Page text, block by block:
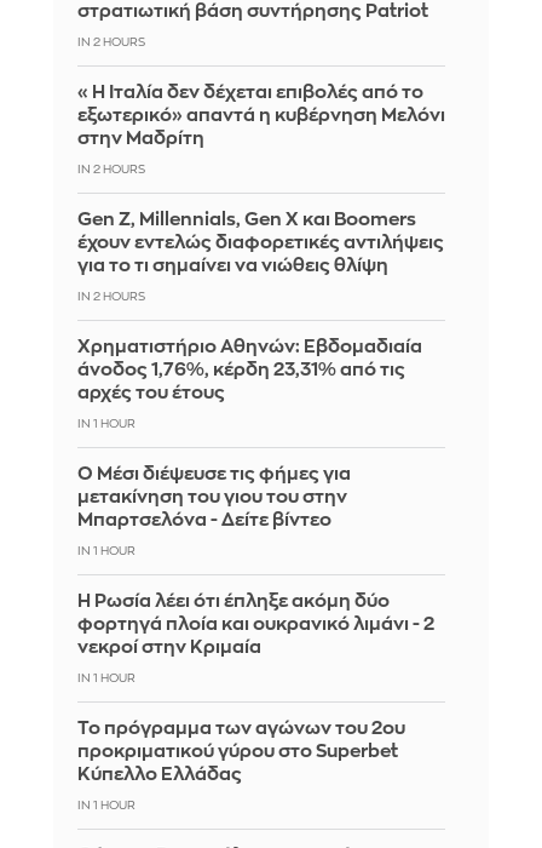
στρατιωτική βάση συντήρησης Patriot
IN 2 HOURS
«Η Ιταλία δεν δέχεται επιβολές από το
εξωτερικό» απαντά η κυβέρνηση Μελόνι
στην Μαδρίτη
IN 2 HOURS
Gen Z, Millennials, Gen X και Boomers
έχουν εντελώς διαφορετικές αντιλήψεις
για το τι σημαίνει να νιώθεις θλίψη
IN 2 HOURS
Χρηματιστήριο Αθηνών: Εβδομαδιαία
άνοδος 1,76%, κέρδη 23,31% από τις
αρχές του έτους
IN 1 HOUR
Ο Μέσι διέψευσε τις φήμες για
μετακίνηση του γιου του στην
Μπαρτσελόνα - Δείτε βίντεο
IN 1 HOUR
Η Ρωσία λέει ότι έπληξε ακόμη δύο
φορτηγά πλοία και ουκρανικό λιμάνι - 2
νεκροί στην Κριμαία
IN 1 HOUR
Το πρόγραμμα των αγώνων του 2ου
προκριματικού γύρου στο Superbet
Κύπελλο Ελλάδας
IN 1 HOUR